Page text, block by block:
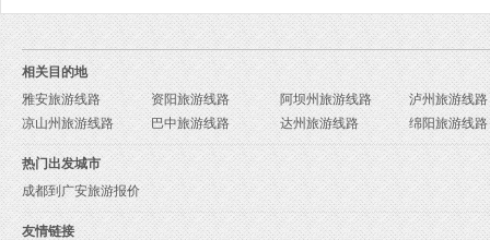
相关目的地
雅安旅游线路
资阳旅游线路 阿坝州旅游线路
泸州旅游线路
凉山州旅游线路
巴中旅游线路 达州旅游线路 绵阳旅游线路
热门出发城市
成都到广安旅游报价
友情链接